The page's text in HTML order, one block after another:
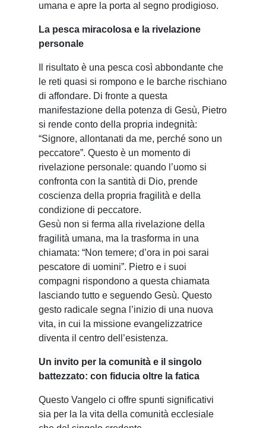
umana e apre la porta al segno prodigioso.
La pesca miracolosa e la rivelazione
personale
Il risultato è una pesca così abbondante che
le reti quasi si rompono e le barche rischiano
di affondare. Di fronte a questa
manifestazione della potenza di Gesù, Pietro
si rende conto della propria indegnità:
“Signore, allontanati da me, perché sono un
peccatore”. Questo è un momento di
rivelazione personale: quando l’uomo si
confronta con la santità di Dio, prende
coscienza della propria fragilità e della
condizione di peccatore.
Gesù non si ferma alla rivelazione della
fragilità umana, ma la trasforma in una
chiamata: “Non temere; d’ora in poi sarai
pescatore di uomini”. Pietro e i suoi
compagni rispondono a questa chiamata
lasciando tutto e seguendo Gesù. Questo
gesto radicale segna l’inizio di una nuova
vita, in cui la missione evangelizzatrice
diventa il centro dell’esistenza.
Un invito per la comunità e il singolo
battezzato: con fiducia oltre la fatica
Questo Vangelo ci offre spunti significativi
sia per la la vita della comunità ecclesiale